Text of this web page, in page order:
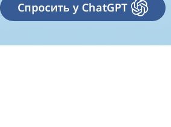
Спросить у ChatGPT